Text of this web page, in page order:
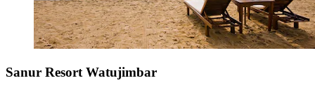
Sanur Resort Watujimbar